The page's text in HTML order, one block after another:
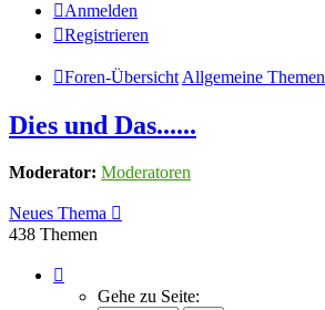
Anmelden
Registrieren
Foren-Übersicht Allgemeine Themen
Dies und Das......
Moderator: Moderatoren
Neues Thema
438 Themen
Gehe zu Seite: